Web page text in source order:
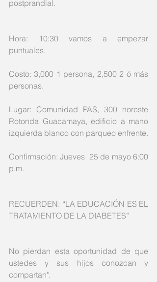
postprandial.
Hora: 10:30 vamos a empezar
puntuales.
Costo: 3,000 1 persona, 2,500 2 ó más
personas.
Lugar: Comunidad PAS, 300 noreste
Rotonda Guacamaya, edificio a mano
izquierda blanco con parqueo enfrente.
Confirmación: Jueves  25 de mayo 6:00
p.m.
RECUERDEN: “LA EDUCACIÓN ES EL
TRATAMIENTO DE LA DIABETES”
No pierdan esta oportunidad de que
ustedes y sus hijos conozcan y
compartan".